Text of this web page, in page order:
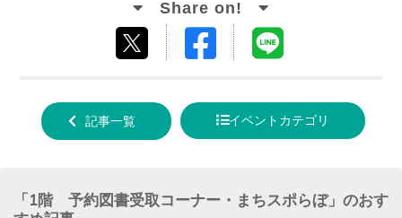
する
Facebook
る
記事一覧 イベントカテゴリ
「1階 予約図書受取コーナー・まちスポらぼ」のおす